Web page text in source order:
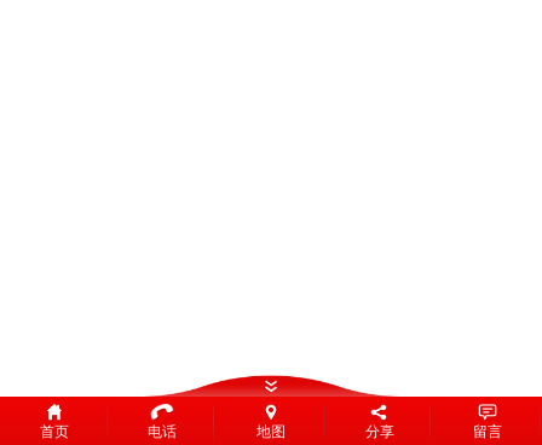
首页 电话 地图 分享 留言